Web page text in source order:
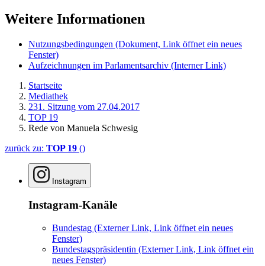
Weitere Informationen
Nutzungsbedingungen (Dokument, Link öffnet ein neues
Fenster)
Aufzeichnungen im Parlamentsarchiv (Interner Link)
Startseite
Mediathek
231. Sitzung vom 27.04.2017
TOP 19
Rede von Manuela Schwesig
zurück zu: TOP 19 ()
Instagram
Instagram-Kanäle
Bundestag (Externer Link, Link öffnet ein neues
Fenster)
Bundestagspräsidentin (Externer Link, Link öffnet ein
neues Fenster)